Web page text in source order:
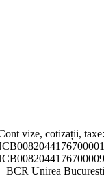
vize, cotizații, taxe:
BCR Unirea Bucuresti